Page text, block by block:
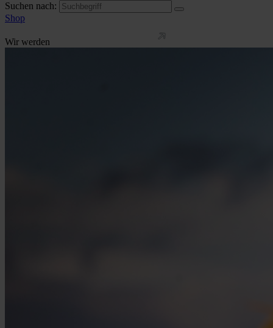
Suchen nach:
Shop
Wir werden